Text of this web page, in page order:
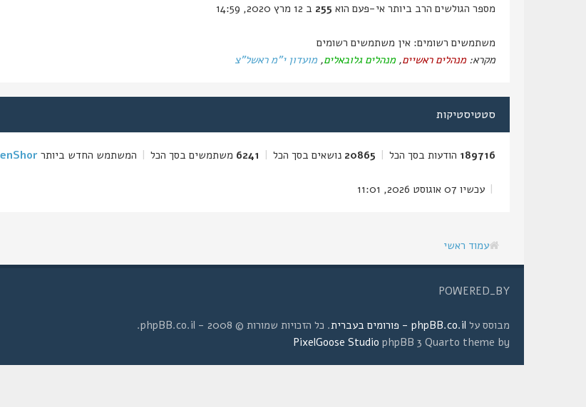
מספר הגולשים הרב ביותר אי-פעם הוא 255 ב 12 מרץ 2020, 14:59
משתמשים רשומים: אין משתמשים רשומים
מקרא:מנהלים ראשיים,מנהלים גלובאלים, מועדון י"מ ראשל"צ
סטטיסטיקות
189716 הודעות בסך הכל |
20865 נושאים בסך הכל |
6241 משתמשים בסך הכל | המשתמש החדש ביותר
| עכשיו 07 אוגוסט 2026, 11:01
עמוד ראשי
POWERED_BY
מבוסס על phpBB.co.il - פורומים בעברית
. כל הזכויות שמורות © 2008 - phpBB.co.il.
phpBB 3 Quarto theme by
PixelGoose Studio